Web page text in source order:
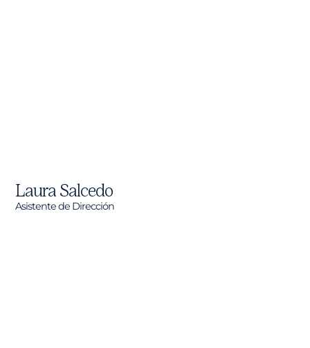
Laura Salcedo
Asistente de Dirección